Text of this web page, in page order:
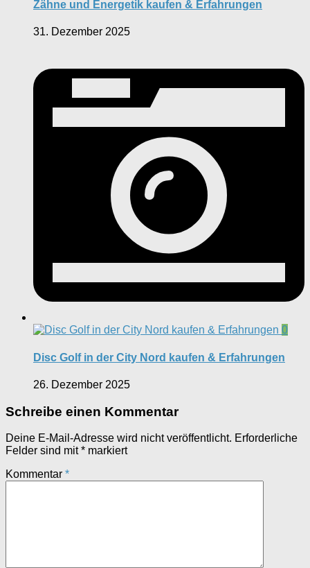
Zähne und Energetik kaufen & Erfahrungen
31. Dezember 2025
0
Disc Golf in der City Nord kaufen & Erfahrungen
26. Dezember 2025
Schreibe einen Kommentar
Deine E-Mail-Adresse wird nicht veröffentlicht. Erforderliche
Felder sind mit* markiert
Kommentar *